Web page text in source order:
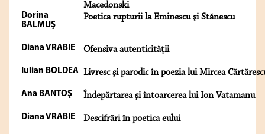
Macedonski
Dorina
BALMUŞ
Poetica rupturii la Eminescu şi Stănescu
Diana VRABIE Ofensiva autenticităţii
Iulian BOLDEA Livresc şi parodic în poezia lui Mircea
Ana BANTOŞ Îndepărtarea şi întoarcerea lui Ion Vatamanu
Diana VRABIE Descifrări în poetica eului